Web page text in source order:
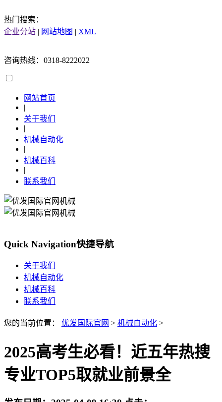
热门搜索：
企业分站 | 网站地图 | XML
咨询热线：0318-8222022
网站首页
|
关于我们
|
机械自动化
|
机械百科
|
联系我们
Quick Navigation快捷导航
关于我们
机械自动化
机械百科
联系我们
您的当前位置： 优发国际官网 > 机械自动化 >
2025高考生必看！近五年热搜
专业TOP5取就业前景全